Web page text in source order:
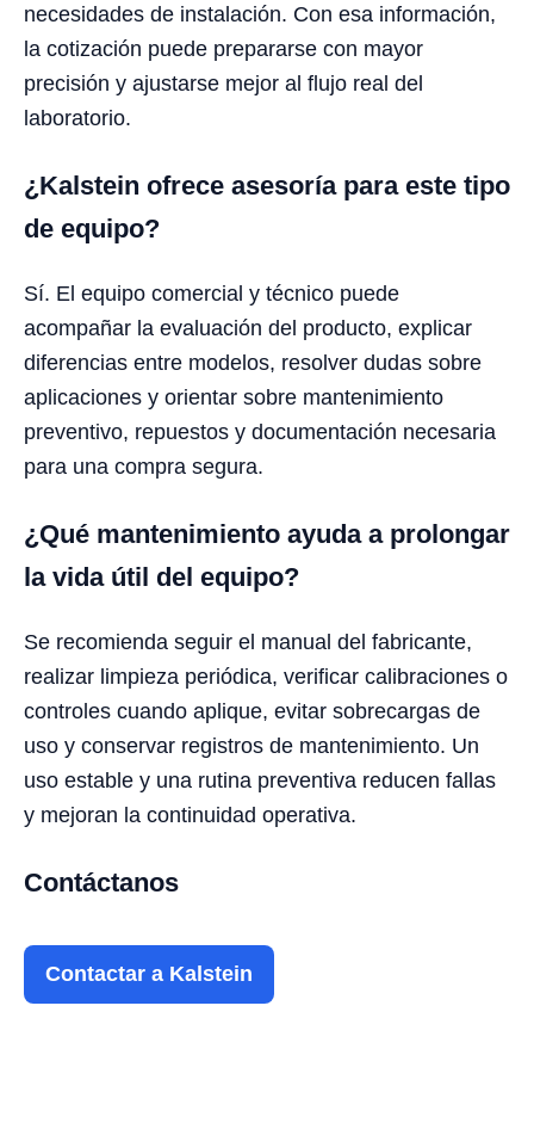
necesidades de instalación. Con esa información,
la cotización puede prepararse con mayor
precisión y ajustarse mejor al flujo real del
laboratorio.
¿Kalstein ofrece asesoría para este tipo
de equipo?
Sí. El equipo comercial y técnico puede
acompañar la evaluación del producto, explicar
diferencias entre modelos, resolver dudas sobre
aplicaciones y orientar sobre mantenimiento
preventivo, repuestos y documentación necesaria
para una compra segura.
¿Qué mantenimiento ayuda a prolongar
la vida útil del equipo?
Se recomienda seguir el manual del fabricante,
realizar limpieza periódica, verificar calibraciones o
controles cuando aplique, evitar sobrecargas de
uso y conservar registros de mantenimiento. Un
uso estable y una rutina preventiva reducen fallas
y mejoran la continuidad operativa.
Contáctanos
Contactar a Kalstein